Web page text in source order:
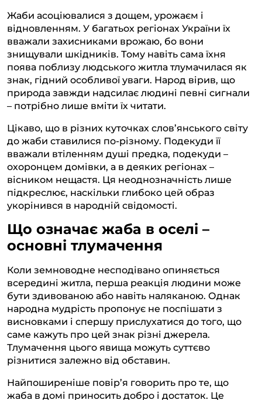
Жаби асоціювалися з дощем, урожаєм і
відновленням. У багатьох регіонах України їх
вважали захисниками врожаю, бо вони
знищували шкідників. Тому навіть сама їхня
поява поблизу людського житла тлумачилася як
знак, гідний особливої уваги. Народ вірив, що
природа завжди надсилає людині певні сигнали
– потрібно лише вміти їх читати.
Цікаво, що в різних куточках слов’янського світу
до жаби ставилися по-різному. Подекуди її
вважали втіленням душі предка, подекуди –
охоронцем домівки, а в деяких регіонах –
вісником нещастя. Ця неоднозначність лише
підкреслює, наскільки глибоко цей образ
укорінився в народній свідомості.
Що означає жаба в оселі –
основні тлумачення
Коли земноводне несподівано опиняється
всередині житла, перша реакція людини може
бути здивованою або навіть наляканою. Однак
народна мудрість пропонує не поспішати з
висновками і спершу прислухатися до того, що
саме кажуть про цей знак різні джерела.
Тлумачення цього явища можуть суттєво
різнитися залежно від обставин.
Найпоширеніше повір’я говорить про те, що
жаба в домі приносить добро і достаток. Це